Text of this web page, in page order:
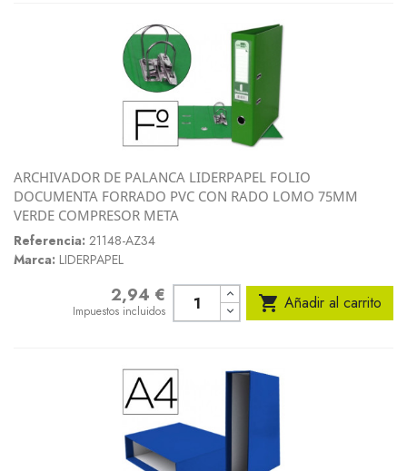
ARCHIVADOR DE PALANCA LIDERPAPEL FOLIO
DOCUMENTA FORRADO PVC CON RADO LOMO 75MM
VERDE COMPRESOR META
Referencia: 21148-AZ34
Marca: LIDERPAPEL
2,94 €
Impuestos incluidos  Añadir al carrito